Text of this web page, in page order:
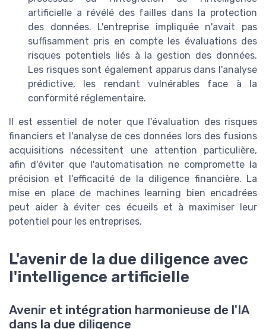
artificielle a révélé des failles dans la protection
des données. L'entreprise impliquée n'avait pas
suffisamment pris en compte les évaluations des
risques potentiels liés à la gestion des données.
Les risques sont également apparus dans l'analyse
prédictive, les rendant vulnérables face à la
conformité réglementaire.
Il est essentiel de noter que l'évaluation des risques
financiers et l'analyse de ces données lors des fusions
acquisitions nécessitent une attention particulière,
afin d'éviter que l'automatisation ne compromette la
précision et l'efficacité de la diligence financière. La
mise en place de machines learning bien encadrées
peut aider à éviter ces écueils et à maximiser leur
potentiel pour les entreprises.
L'avenir de la due diligence avec
l'intelligence artificielle
Avenir et intégration harmonieuse de l'IA
dans la due diligence